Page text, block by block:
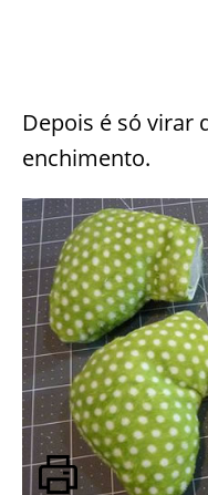
Depois é só virar
enchimento.